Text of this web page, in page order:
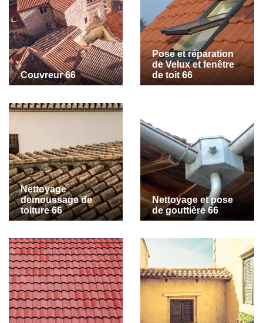
Couvreur 66
Pose et réparation
de Velux et fenêtre
de toit 66
Nettoyage
demoussage de
toiture 66
Nettoyage et pose
de gouttière 66